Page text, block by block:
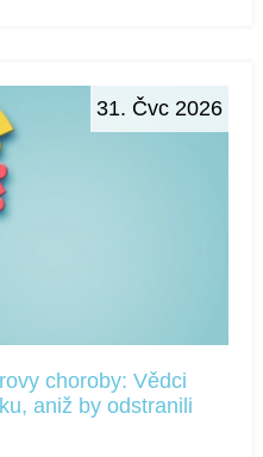
31. Čvc 2026
choroby: Vědci
aniž by odstranili